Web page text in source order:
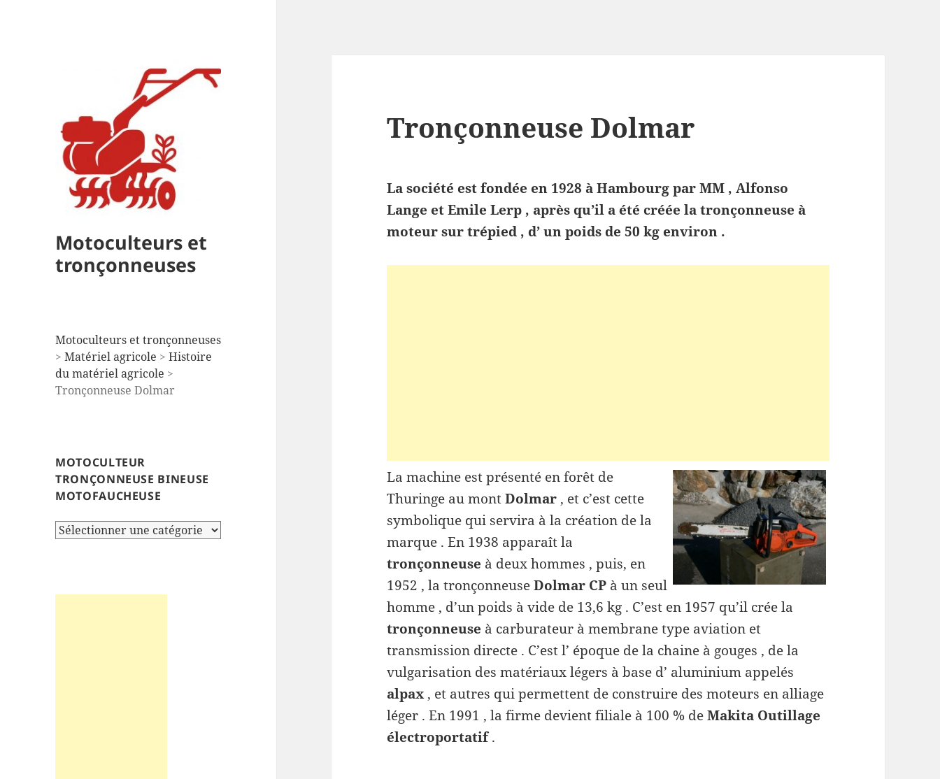
Motoculteurs et
tronçonneuses
Motoculteurs et tronçonneuses
>Matériel agricole >Histoire
du matériel agricole >
Tronçonneuse Dolmar
MOTOCULTEUR
TRONÇONNEUSE BINEUSE
MOTOFAUCHEUSE
Motoculteur
Tronçonneuse Dolmar
La société est fondée en 1928 à Hambourg par MM , Alfonso
Lange et Emile Lerp , après qu’il a été créée la tronçonneuse à
moteur sur trépied , d’ un poids de 50 kg environ .
La machine est présenté en forêt de
Thuringe au montDolmar , et c’est cette
symbolique qui servira à la création de la
marque . En 1938 apparaît la
tronçonneuse à deux hommes , puis, en
1952 , la tronçonneuseDolmar CP à un seul
homme , d’un poids à vide de 13,6 kg . C’est en 1957 qu’il crée la
tronçonneuse à carburateur à membrane type aviation et
transmission directe . C’est l’ époque de la chaine à gouges , de la
vulgarisation des matériaux légers à base d’ aluminium appelés
alpax, et autres quipermettent de construire des moteurs en alliage
léger . En 1991 , la firme devient filiale à 100 % deMakita Outillage
électroportatif.